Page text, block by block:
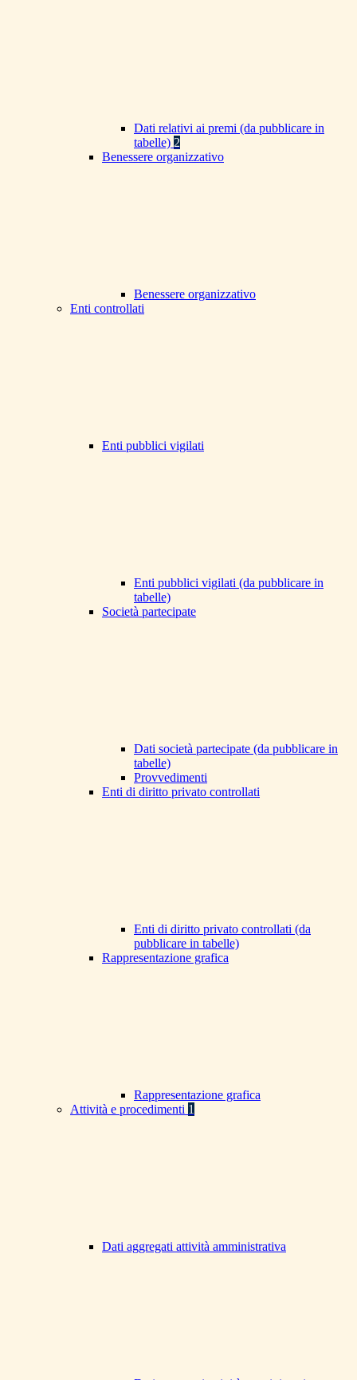
Dati relativi ai premi (da pubblicare in
tabelle) 2
Benessere organizzativo
Benessere organizzativo
Enti controllati
Enti pubblici vigilati
Enti pubblici vigilati (da pubblicare in
tabelle)
Società partecipate
Dati società partecipate (da pubblicare in
tabelle)
Provvedimenti
Enti di diritto privato controllati
Enti di diritto privato controllati (da
pubblicare in tabelle)
Rappresentazione grafica
Rappresentazione grafica
Attività e procedimenti 1
Dati aggregati attività amministrativa